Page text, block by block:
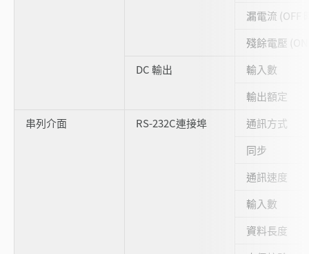
漏電流 (OFF
殘餘電壓
DC 輸出
輸入數
輸出額定
串列介面
RS-232C連接埠
通訊方式
同步
通訊速度
輸入數
資料長度